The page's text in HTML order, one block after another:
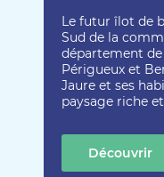
Le futur îlot de
Sud de la
département
Périgueux et
Jaure et ses
paysage riche
Découvrir